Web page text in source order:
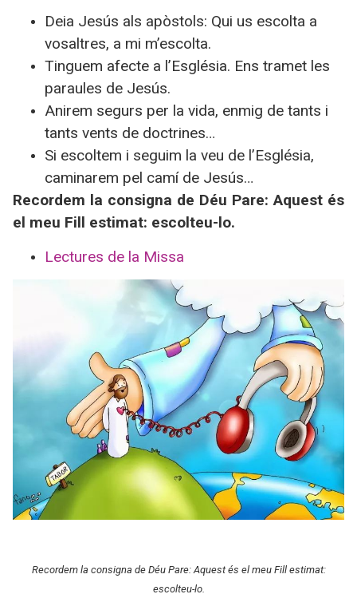
Deia Jesús als apòstols: Qui us escolta a
vosaltres, a mi m’escolta.
Tinguem afecte a l’Església. Ens tramet les
paraules de Jesús.
Anirem segurs per la vida, enmig de tants i
tants vents de doctrines…
Si escoltem i seguim la veu de l’Església,
caminarem pel camí de Jesús…
Recordem la consigna de Déu Pare: Aquest és
el meu Fill estimat: escolteu-lo.
Lectures de la Missa
Recordem la consigna de Déu Pare: Aquest és el meu Fill estimat:
escolteu-lo.